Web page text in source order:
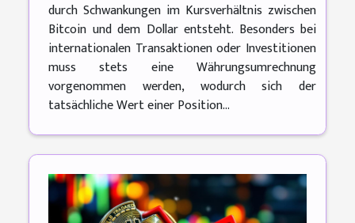
durch Schwankungen im Kursverhältnis zwischen
Bitcoin und dem Dollar entsteht. Besonders bei
internationalen Transaktionen oder Investitionen
muss stets eine Währungsumrechnung
vorgenommen werden, wodurch sich der
tatsächliche Wert einer Position...